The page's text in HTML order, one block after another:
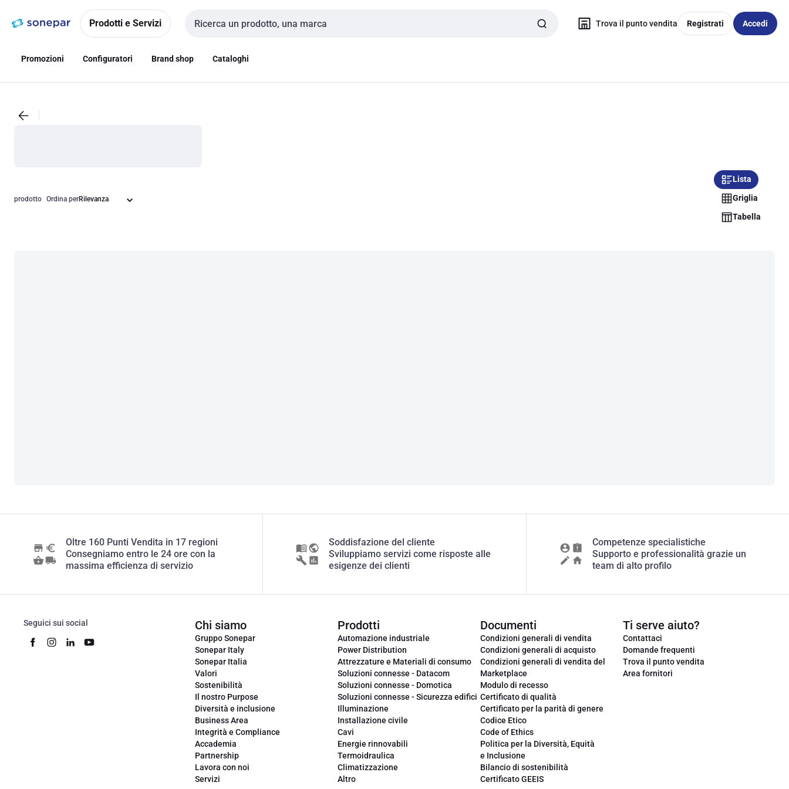
navigazionealla
Prodotti e Servizi
Cerca input
Trova il punto vendita Registrati Accedi
Promozioni Configuratori Brand shop Cataloghi
prodotto Ordina per
Lista
Griglia
Tabella
Oltre 160 Punti Vendita in 17 regioni
Consegniamo entro le 24 ore con la
massima efficienza di servizio
Soddisfazione del cliente
Sviluppiamo servizi come risposte alle
esigenze dei clienti
Competenze specialistiche
Supporto e professionalità grazie un
team di alto profilo
Seguici sui social Chi siamo
Gruppo Sonepar
Sonepar Italy
Sonepar Italia
Valori
Sostenibilità
Il nostro Purpose
Diversità e inclusione
Business Area
Integrità e Compliance
Accademia
Partnership
Lavora con noi
Servizi
Prodotti
Automazione industriale
Power Distribution
Attrezzature e Materiali di consumo
Soluzioni connesse - Datacom
Soluzioni connesse - Domotica
Soluzioni connesse - Sicurezza edifici
Illuminazione
Installazione civile
Cavi
Energie rinnovabili
Termoidraulica
Climatizzazione
Altro
Documenti
Condizioni generali di vendita
Condizioni generali di acquisto
Condizioni generali di vendita del
Marketplace
Modulo di recesso
Certificato di qualità
Certificato per la parità di genere
Codice Etico
Code of Ethics
Politica per la Diversità, Equità
e Inclusione
Bilancio di sostenibilità
Certificato GEEIS
Ti serve aiuto?
Contattaci
Domande frequenti
Trova il punto vendita
Area fornitori